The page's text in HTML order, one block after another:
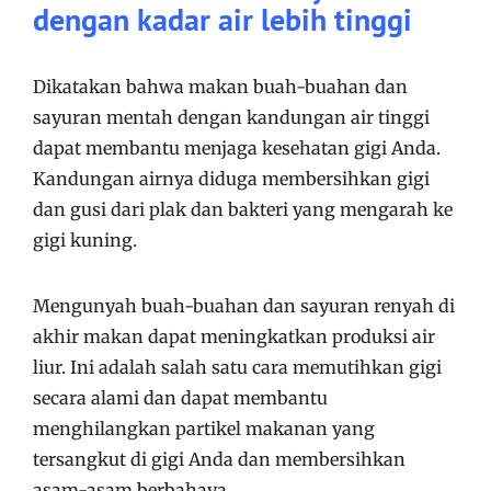
dengan kadar air lebih tinggi
Dikatakan bahwa makan buah-buahan dan
sayuran mentah dengan kandungan air tinggi
dapat membantu menjaga kesehatan gigi Anda.
Kandungan airnya diduga membersihkan gigi
dan gusi dari plak dan bakteri yang mengarah ke
gigi kuning.
Mengunyah buah-buahan dan sayuran renyah di
akhir makan dapat meningkatkan produksi air
liur. Ini adalah salah satu cara memutihkan gigi
secara alami dan dapat membantu
menghilangkan partikel makanan yang
tersangkut di gigi Anda dan membersihkan